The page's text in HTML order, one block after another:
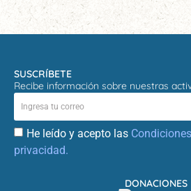
SUSCRÍBETE
Recibe información sobre nuestras
He leído y acepto las
privacidad.
DONACIONES